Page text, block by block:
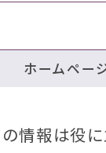
ホームペー
情報は役